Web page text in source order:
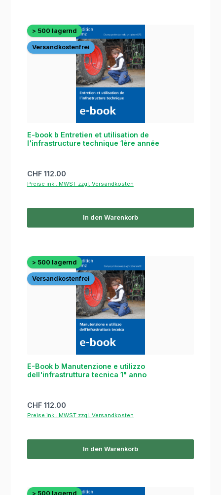
> 500 lagernd
Versandkostenfrei
E-book b Entretien et utilisation de
l'infrastructure technique 1ère année
Regulärer Preis:
CHF 112.00
Preise inkl. MWST zzgl. Versandkosten
In den Warenkorb
> 500 lagernd
Versandkostenfrei
E-Book b Manutenzione e utilizzo
dell'infrastruttura tecnica 1° anno
Regulärer Preis:
CHF 112.00
Preise inkl. MWST zzgl. Versandkosten
In den Warenkorb
> 500 lagernd